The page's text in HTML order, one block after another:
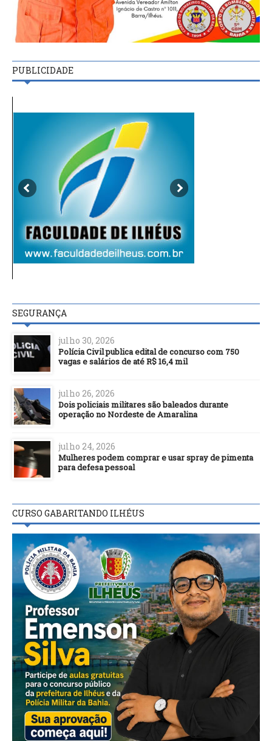
PUBLICIDADE
SEGURANÇA
julho 30, 2026
Polícia Civil publica edital de concurso com 750
vagas e salários de até R$ 16,4 mil
julho 26, 2026
Dois policiais militares são baleados durante
operação no Nordeste de Amaralina
julho 24, 2026
Mulheres podem comprar e usar spray de pimenta
para defesa pessoal
CURSO GABARITANDO ILHÉUS